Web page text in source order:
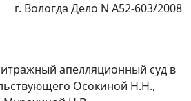
г. Вологда Дело N А52-603/2008
апелляционный суд в
Осокиной Н.Н.,